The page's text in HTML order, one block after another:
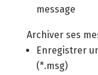
message
Archiver ses
Enregistrer
(*.msg)